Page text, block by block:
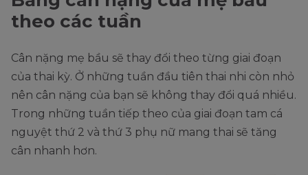
theo các tuần
Cân nặng mẹ bầu sẽ thay đổi theo từng giai đoạn
của thai kỳ. Ở những tuần đầu tiên thai nhi còn nhỏ
nên cân nặng của bạn sẽ không thay đổi quá nhiều.
Trong những tuần tiếp theo của giai đoạn tam cá
nguyệt thứ 2 và thứ 3 phụ nữ mang thai sẽ tăng
cân nhanh hơn.